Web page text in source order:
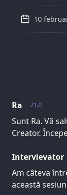
21.0
Ra
Sunt Ra. Vă
Creator.
Intervievator
Am câteva
această
10